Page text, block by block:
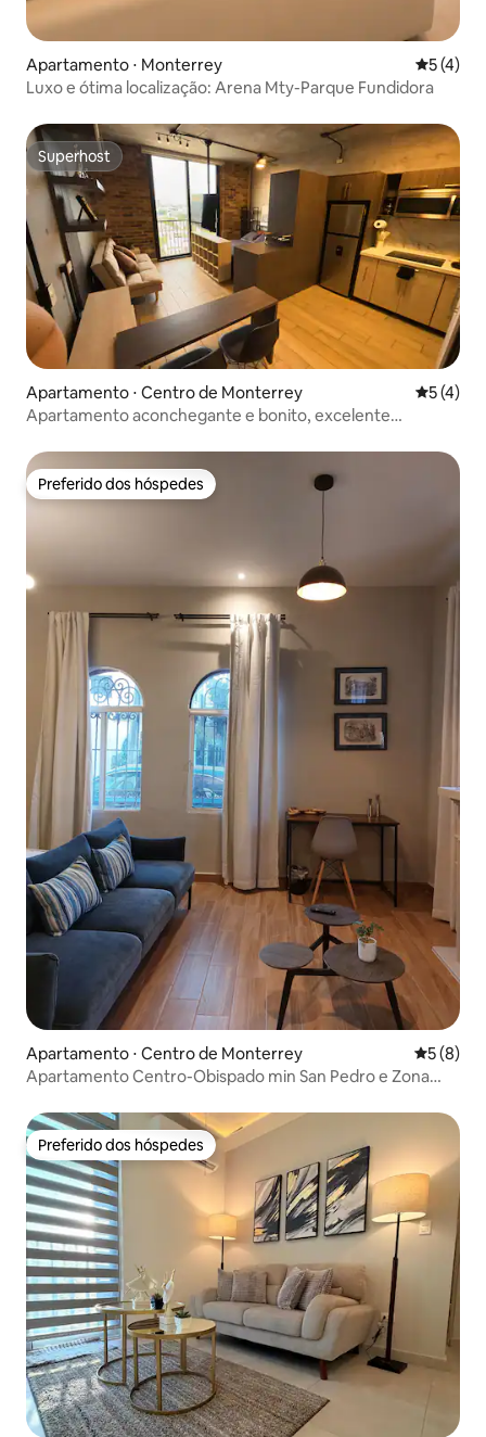
Apartamento ⋅ Monterrey 5 de
5 (4)
Luxo e ótima localização: Arena Mty-Parque Fundidora
Superhost
Superhost
Apartamento ⋅ Centro de Monterrey 5 de
5 (4)
Apartamento aconchegante e bonito, excelente
Preferido dos hóspedes
Preferido dos hóspedes
Apartamento ⋅ Centro de Monterrey 5 de
5 (8)
Apartamento Centro-Obispado min San Pedro e Zona
Preferido dos hóspedes
Preferido dos hóspedes